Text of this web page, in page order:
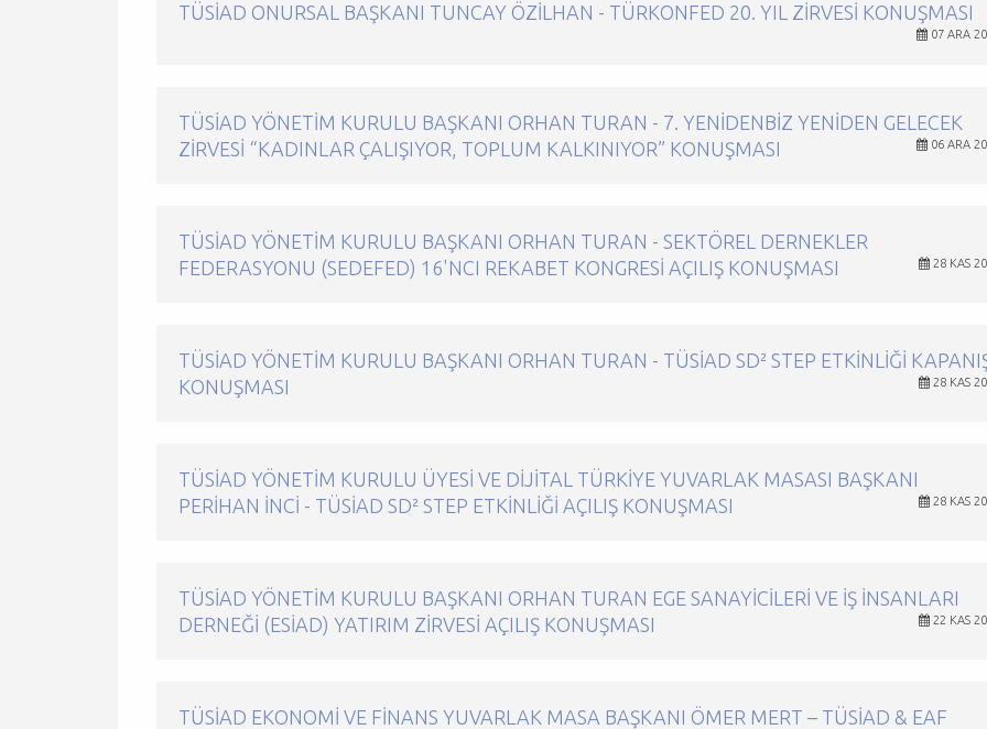
TÜSİAD ONURSAL BAŞKANI TUNCAY ÖZILHAN - TÜRKONFED 20. YIL ZIRVESI KONUŞMASI
07 ARA
TÜSİAD YÖNETIM KURULU BAŞKANI ORHAN TURAN - 7. YENIDENBIZ YENIDEN GELECEK
ZIRVESI “KADINLAR ÇALIŞIYOR, TOPLUM KALKINIYOR” KONUŞMASI
06 ARA
TÜSİAD YÖNETIM KURULU BAŞKANI ORHAN TURAN - SEKTÖREL DERNEKLER
FEDERASYONU (SEDEFED) 16'NCI REKABET KONGRESI AÇILIŞ KONUŞMASI
28 KAS
TÜSİAD YÖNETİM KURULU BAŞKANI ORHAN TURAN - TÜSİAD SD² STEP ETKİNLİĞİ
KONUŞMASI
28 KAS
TÜSİAD YÖNETİM KURULU ÜYESİ VE DİJİTAL TÜRKİYE YUVARLAK MASASI BAŞKANI
PERİHAN İNCİ - TÜSİAD SD² STEP ETKİNLİĞİ AÇILIŞ KONUŞMASI
28 KAS
TÜSİAD YÖNETIM KURULU BAŞKANI ORHAN TURAN EGE SANAYICILERI VE İŞ İNSANLARI
DERNEĞI (ESİAD) YATIRIM ZIRVESI AÇILIŞ KONUŞMASI
22 KAS
TÜSİAD EKONOMI VE FINANS YUVARLAK MASA BAŞKANI ÖMER MERT – TÜSİAD & EAF